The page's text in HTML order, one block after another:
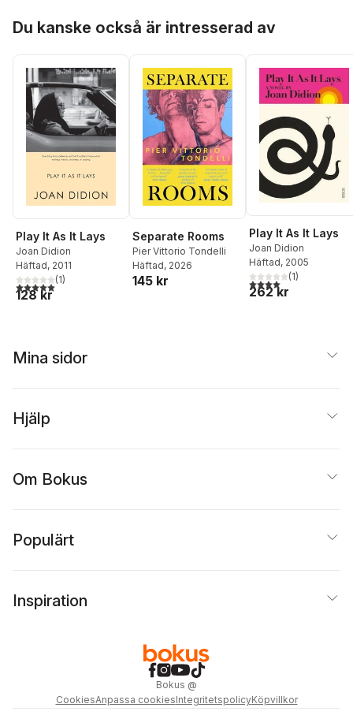
Du kanske också är intresserad av
Play It As It Lays
Joan Didion
Häftad, 2011
5,0utav 5 stjärnor. Totalt antal röster:
(1)
128 kr
Separate Rooms
Pier Vittorio Tondelli
Häftad, 2026
145 kr
Play It As It Lays
Joan Didion
Häftad, 2005
4,0utav 5 stjärnor.
(1)
262 kr
Mina sidor
Hjälp
Om Bokus
Populärt
Inspiration
Bokus @
CookiesAnpassa cookiesIntegritetspolicyKöpvillkor